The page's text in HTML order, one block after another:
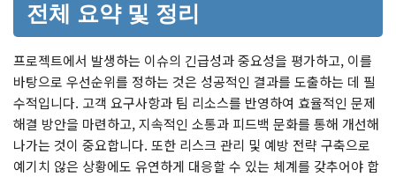
전체 요약 및 정리
프로젝트에서 발생하는 이슈의 긴급성과 중요성을 평가하고, 이를
바탕으로 우선순위를 정하는 것은 성공적인 결과를 도출하는 데 필
수적입니다. 고객 요구사항과 팀 리소스를 반영하여 효율적인 문제
해결 방안을 마련하고, 지속적인 소통과 피드백 문화를 통해 개선해
나가는 것이 중요합니다. 또한 리스크 관리 및 예방 전략 구축으로
예기치 않은 상황에도 유연하게 대응할 수 있는 체계를 갖추어야 합